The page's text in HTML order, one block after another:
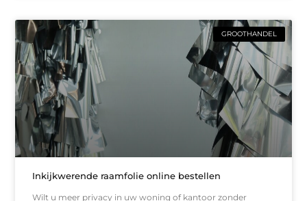
GROOTHANDEL
Inkijkwerende raamfolie online bestellen
Wilt u meer privacy in uw woning of kantoor zonder